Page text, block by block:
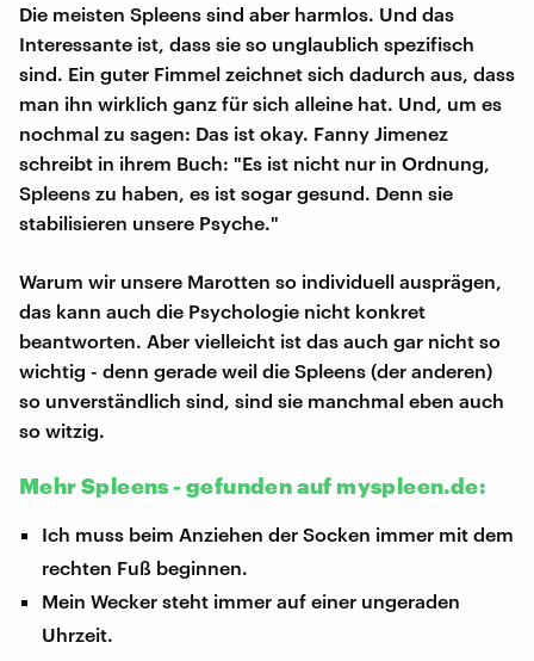
Die meisten Spleens sind aber harmlos. Und das
Interessante ist, dass sie so unglaublich spezifisch
sind. Ein guter Fimmel zeichnet sich dadurch aus, dass
man ihn wirklich ganz für sich alleine hat. Und, um es
nochmal zu sagen: Das ist okay. Fanny Jimenez
schreibt in ihrem Buch: "Es ist nicht nur in Ordnung,
Spleens zu haben, es ist sogar gesund. Denn sie
stabilisieren unsere Psyche."
Warum wir unsere Marotten so individuell ausprägen,
das kann auch die Psychologie nicht konkret
beantworten. Aber vielleicht ist das auch gar nicht so
wichtig - denn gerade weil die Spleens (der anderen)
so unverständlich sind, sind sie manchmal eben auch
so witzig.
Mehr Spleens - gefunden auf myspleen.de:
Ich muss beim Anziehen der Socken immer mit dem
rechten Fuß beginnen.
Mein Wecker steht immer auf einer ungeraden
Uhrzeit.